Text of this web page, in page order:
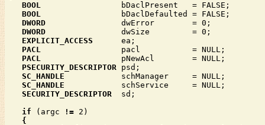
BOOL
                 bDaclPresent   = FALSE;
BOOL
                 bDaclDefaulted = FALSE;
DWORD
                dwError        = 0;
DWORD
                dwSize         = 0;
EXPLICIT_ACCESS
      ea;
PACL
                 pacl           = NULL;
PACL
                 pNewAcl        = NULL;
PSECURITY_DESCRIPTOR psd;
SC_HANDLE
            schManager     = NULL;
SC_HANDLE
            schService     = NULL;
SECURITY_DESCRIPTOR
  sd;
if (argc != 2)